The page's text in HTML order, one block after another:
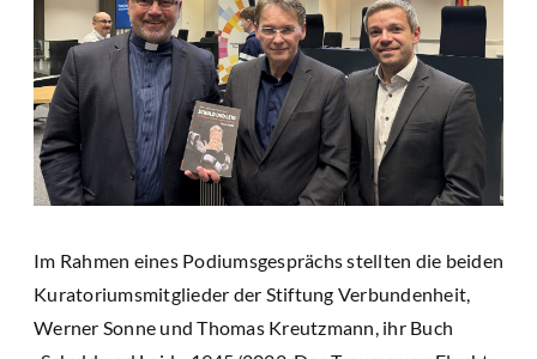
Im Rahmen eines Podiumsgesprächs stellten die beiden
Kuratoriumsmitglieder der Stiftung Verbundenheit,
Werner Sonne und Thomas Kreutzmann, ihr Buch